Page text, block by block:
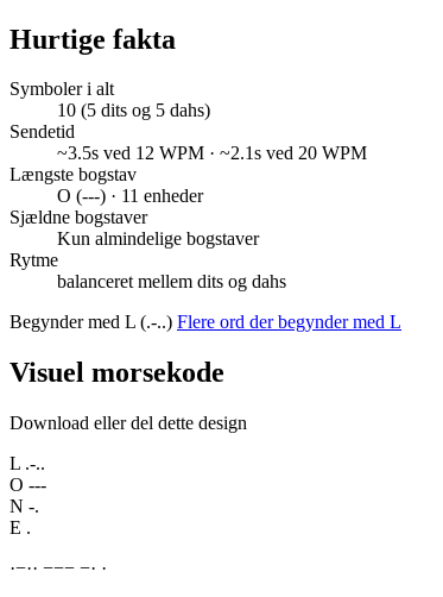
Hurtige fakta
Symboler i alt
10 (5 dits og 5 dahs)
Sendetid
~3.5s ved 12 WPM · ~2.1s ved 20 WPM
Længste bogstav
O (---) · 11 enheder
Sjældne bogstaver
Kun almindelige bogstaver
Rytme
balanceret mellem dits og dahs
Begynder med L (.-..) Flere ord der begynder med L
Visuel morsekode
Download eller del dette design
L .-..
O ---
N -.
E .
·−·· −−− −· ·